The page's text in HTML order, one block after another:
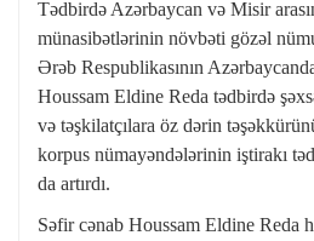
Tədbirdə Azərbaycan və Misir
münasibətlərinin növbəti gözəl
Ərəb Respublikasının
Houssam Eldine Reda tədbirdə
və təşkilatçılara öz dərin
korpus nümayəndələrinin iştirakı
da artırdı.
Səfir cənab Houssam Eldine Reda